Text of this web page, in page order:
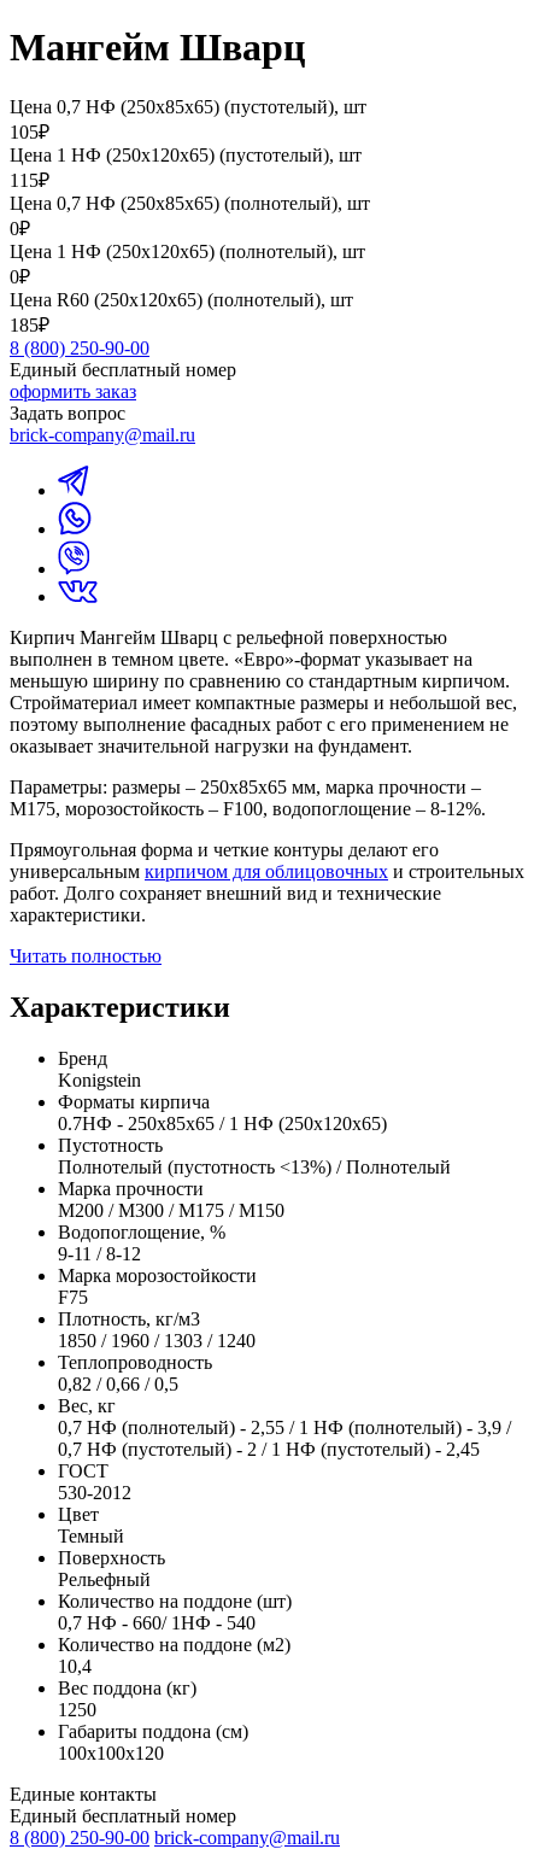
Мангейм Шварц
Цена 0,7 НФ (250х85х65) (пустотелый), шт
105₽
Цена 1 НФ (250х120х65) (пустотелый), шт
115₽
Цена 0,7 НФ (250х85х65) (полнотелый), шт
0₽
Цена 1 НФ (250х120х65) (полнотелый), шт
0₽
Цена R60 (250х120х65) (полнотелый), шт
185₽
8 (800) 250-90-00
Единый бесплатный номер
оформить заказ
Задать вопрос
brick-company@mail.ru
Кирпич Мангейм Шварц с рельефной поверхностью
выполнен в темном цвете. «Евро»-формат указывает на
меньшую ширину по сравнению со стандартным кирпичом.
Стройматериал имеет компактные размеры и небольшой вес,
поэтому выполнение фасадных работ с его применением не
оказывает значительной нагрузки на фундамент.
Параметры: размеры – 250х85х65 мм, марка прочности –
М175, морозостойкость – F100, водопоглощение – 8-12%.
Прямоугольная форма и четкие контуры делают его
универсальным кирпичом для облицовочных и строительных
работ. Долго сохраняет внешний вид и технические
характеристики.
Читать полностью
Характеристики
Бренд
Konigstein
Форматы кирпича
0.7НФ - 250х85х65 / 1 НФ (250х120х65)
Пустотность
Полнотелый (пустотность <13%) / Полнотелый
Марка прочности
М200 / M300 / M175 / M150
Водопоглощение, %
9-11 / 8-12
Марка морозостойкости
F75
Плотность, кг/м3
1850 / 1960 / 1303 / 1240
Теплопроводность
0,82 / 0,66 / 0,5
Вес, кг
0,7 НФ (полнотелый) - 2,55 / 1 НФ (полнотелый) - 3,9 /
0,7 НФ (пустотелый) - 2 / 1 НФ (пустотелый) - 2,45
ГОСТ
530-2012
Цвет
Темный
Поверхность
Рельефный
Количество на поддоне (шт)
0,7 НФ - 660/ 1НФ - 540
Количество на поддоне (м2)
10,4
Вес поддона (кг)
1250
Габариты поддона (см)
100х100х120
Единые контакты
Единый бесплатный номер
8 (800) 250-90-00 brick-company@mail.ru